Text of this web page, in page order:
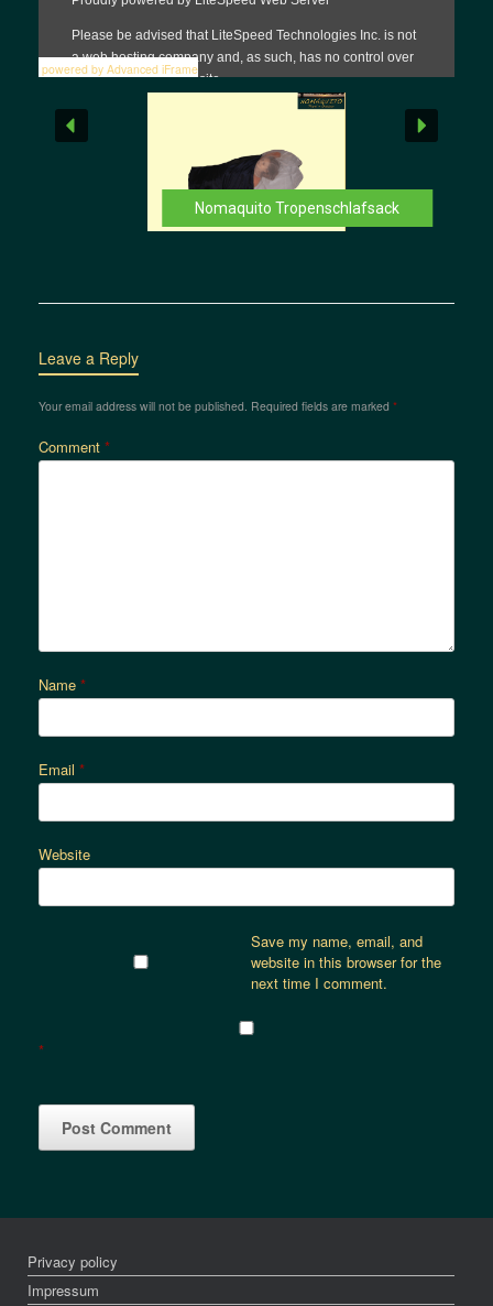
powered by Advanced iFrame
Nomaquito Tropenschlafsack
Leave a Reply
Your email address will not be published. Required fields are marked *
Comment *
Name *
Email *
Website
Save my name, email, and
website in this browser for the
next time I comment.
*
Privacy policy
Impressum